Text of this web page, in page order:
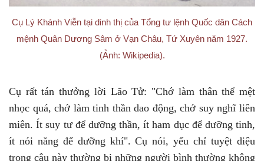
Cụ Lý Khánh Viễn tại dinh thị của Tổng tư lệnh Quốc dân Cách
mệnh Quân Dương Sâm ở Vạn Châu, Tứ Xuyên năm 1927.
(Ảnh: Wikipedia).
Cụ rất tán thưởng lời Lão Tử: "Chớ làm thân thể mệt
nhọc quá, chớ làm tinh thần dao động, chớ suy nghĩ liên
miên. Ít suy tư để dưỡng thần, ít ham dục để dưỡng tinh,
ít nói năng để dưỡng khí". Cụ nói, yếu chỉ tuyệt diệu
trong câu này thường bị những người bình thường không